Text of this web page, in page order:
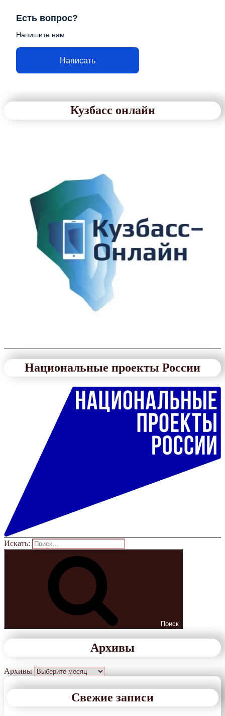
Есть вопрос?
Напишите нам
Написать
Кузбасс онлайн
Национальные проекты России
Искать:
Поиск
Архивы
Архивы
Свежие записи